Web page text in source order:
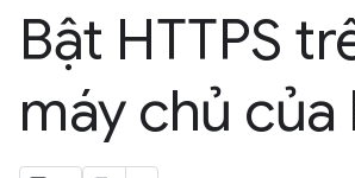
Bật HTTPS
máy chủ của